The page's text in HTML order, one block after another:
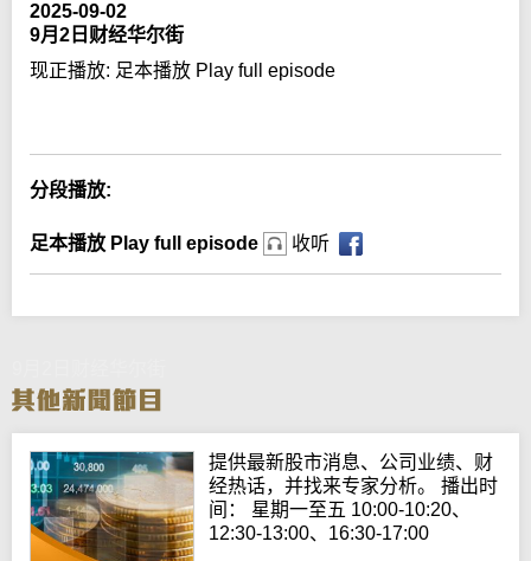
2025-09-02
9月2日财经华尔街
现正播放: 足本播放 Play full episode
分段播放:
足本播放 Play full episode 收听
提供最新股市消息、公司业绩、财
经热话，并找来专家分析。 播出时
间： 星期一至五 10:00-10:20、
12:30-13:00、16:30-17:00